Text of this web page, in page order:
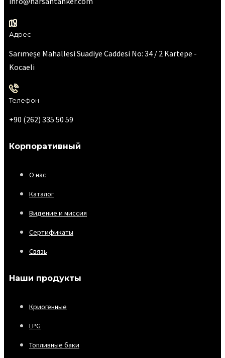
Адрес
Sarımeşe Mahallesi Suadiye Caddesi No: 34 / 2 Kartepe -
Kocaeli
Телефон
+90 (262) 335 50 59
Корпоративный
О нас
Каталог
Видение и миссия
Сертификаты
Связь
Наши продукты
Криогенные
LPG
Топливные баки